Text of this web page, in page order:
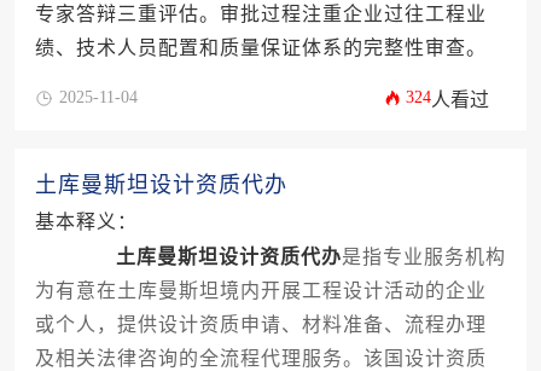
专家答辩三重评估。审批过程注重企业过往工程业
绩、技术人员配置和质量保证体系的完整性审查。
2025-11-04 324人看过
土库曼斯坦设计资质代办
基本释义：
土库曼斯坦设计资质代办是指专业服务机构
为有意在土库曼斯坦境内开展工程设计活动的企业
或个人，提供设计资质申请、材料准备、流程办理
及相关法律咨询的全流程代理服务。该国设计资质